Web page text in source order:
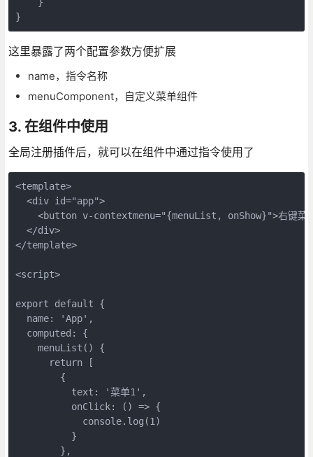
}
这里暴露了两个配置参数方便扩展
name，指令名称
menuComponent，自定义菜单组件
3. 在组件中使用
全局注册插件后，就可以在组件中通过指令使用了
<template>
  <div id="app">
<button v-contextmenu="{menuList, onShow}">右键菜
  </div>
</template>
<script>
export default {
  name: 'App',
  computed: {
    menuList() {
      return [
        {
          text: '菜单1',
          onClick: () => {
            console.log(1)
          }
        },